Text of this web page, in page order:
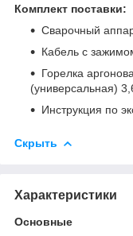
Комплект поставки:
Сварочный
Кабель с
Горелка
(универсальная)
Инструкция по
Скрыть
Характеристики
Основные